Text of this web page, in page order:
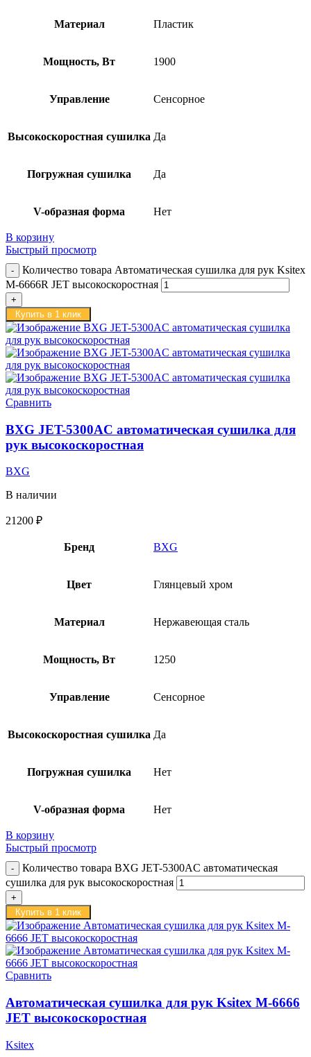
Материал Пластик
Мощность, Вт 1900
Управление Сенсорное
Высокоскоростная сушилка Да
Погружная сушилка Да
V-образная форма Нет
В корзину
Быстрый просмотр
Количество товара Автоматическая сушилка для рук Ksitex
M-6666R JET высокоскоростная
Купить в 1 клик
Сравнить
BXG JET-5300AC автоматическая сушилка для
рук высокоскоростная
BXG
В наличии
21200 ₽
Бренд BXG
Цвет Глянцевый хром
Материал Нержавеющая сталь
Мощность, Вт 1250
Управление Сенсорное
Высокоскоростная сушилка Да
Погружная сушилка Нет
V-образная форма Нет
В корзину
Быстрый просмотр
Количество товара BXG JET-5300AC автоматическая
сушилка для рук высокоскоростная
Купить в 1 клик
Сравнить
Автоматическая сушилка для рук Ksitex M-6666
JET высокоскоростная
Ksitex